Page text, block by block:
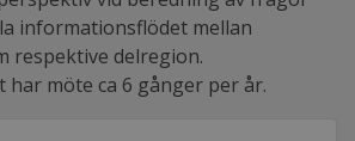
informationsflödet mellan
respektive delregion.
har möte ca 6 gånger per år.